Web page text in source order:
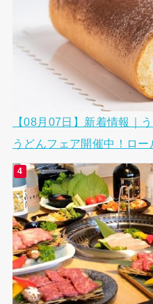
【08月07日】新着情報｜
うどんフェア開催中！ロ